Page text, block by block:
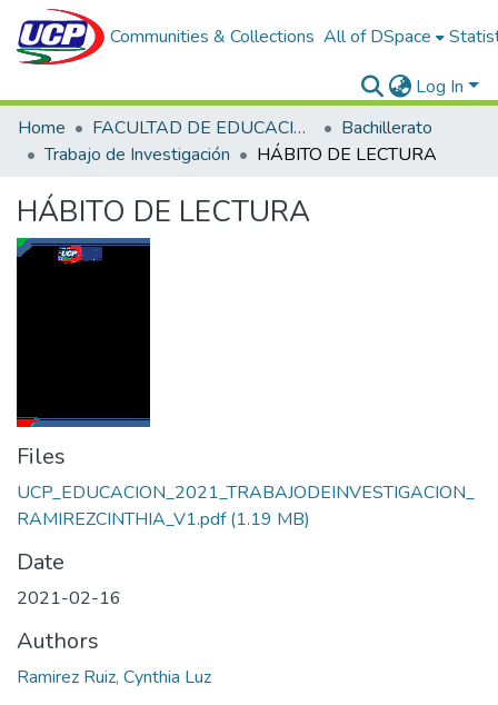
Communities & Collections All of DSpace
Log In
Home
FACULTAD DE EDUCACIÓN Y HUMANIDADES
Bachillerato
Trabajo de Investigación
HÁBITO DE LECTURA
HÁBITO DE LECTURA
Files
UCP_EDUCACION_2021_TRABAJODEINVESTIGACION_
RAMIREZCINTHIA_V1.pdf(1.19 MB)
Date
2021-02-16
Authors
Ramirez Ruiz, Cynthia Luz